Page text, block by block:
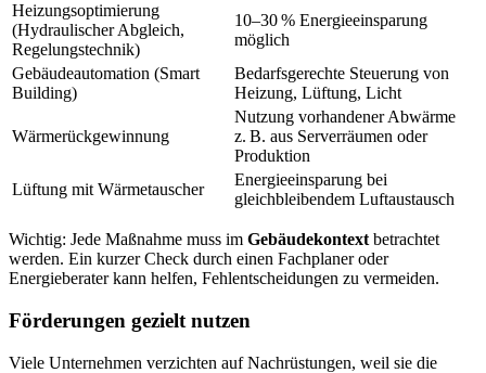
Heizungsoptimierung
(Hydraulischer Abgleich,
Regelungstechnik)
10–30 % Energieeinsparung
möglich
Gebäudeautomation (Smart
Building)
Bedarfsgerechte Steuerung von
Heizung, Lüftung, Licht
Wärmerückgewinnung
Nutzung vorhandener Abwärme
z. B. aus Serverräumen oder
Produktion
Lüftung mit Wärmetauscher
Energieeinsparung bei
gleichbleibendem Luftaustausch
Wichtig: Jede Maßnahme muss im Gebäudekontext betrachtet
werden. Ein kurzer Check durch einen Fachplaner oder
Energieberater kann helfen, Fehlentscheidungen zu vermeiden.
Förderungen gezielt nutzen
Viele Unternehmen verzichten auf Nachrüstungen, weil sie die